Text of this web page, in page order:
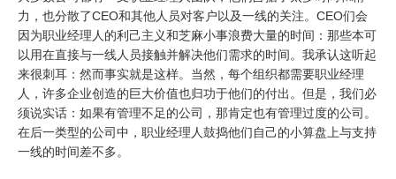
力，也分散了CEO和其他人员对客户以及一线的关注。CEO们会
因为职业经理人的利己主义和芝麻小事浪费大量的时间：那些本可
以用在直接与一线人员接触并解决他们需求的时间。我承认这听起
来很刺耳：然而事实就是这样。当然，每个组织都需要职业经理
人，许多企业创造的巨大价值也归功于他们的付出。但是，我们必
须说实话：如果有管理不足的公司，那肯定也有管理过度的公司。
在后一类型的公司中，职业经理人鼓捣他们自己的小算盘上与支持
一线的时间差不多。